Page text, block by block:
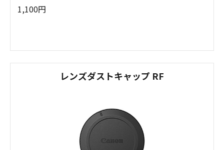
1,100円
レンズダストキャップ RF